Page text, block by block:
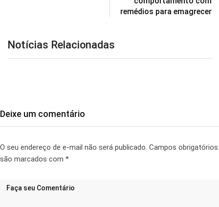
remédios para emagrecer
Notícias Relacionadas
Deixe um comentário
O seu endereço de e-mail não será publicado. Campos obrigatórios
são marcados com *